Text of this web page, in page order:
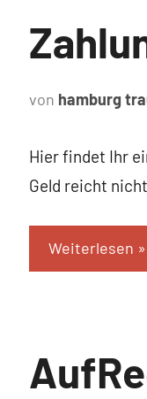
Uncategorized
von hamburg
Hier findet Ihr
Geld reicht
Weiterlesen
Uncategorized